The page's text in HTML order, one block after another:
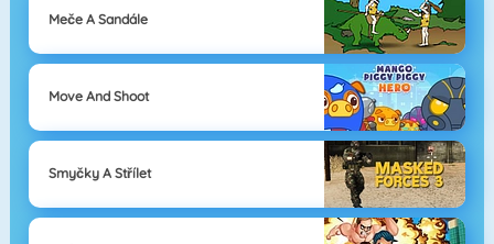
Meče A Sandále
Move And Shoot
Smyčky A Střílet